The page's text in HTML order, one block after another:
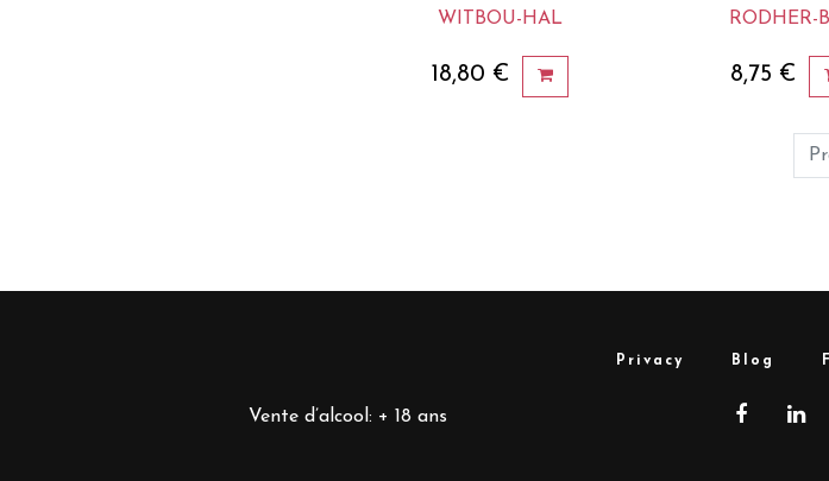
WITBOU-HAL
18,80 €
RODHER-
8,75 €
Privacy Blog
Vente d’alcool: + 18 ans